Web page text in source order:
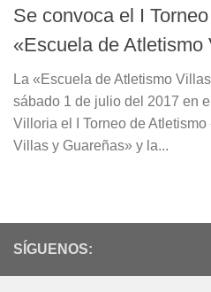
Se convoca el I
«Escuela de
La «Escuela de Atletismo
sábado 1 de julio del 2017 en
Villoria el I Torneo de
Villas y Guareñas» y la...
SÍGUENOS: